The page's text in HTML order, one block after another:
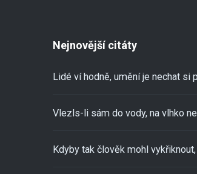
Nejnovější citáty
Lidé ví hodně, umění je nechat si
Vlezls-li sám do vody, na vlhko
Kdyby tak člověk mohl